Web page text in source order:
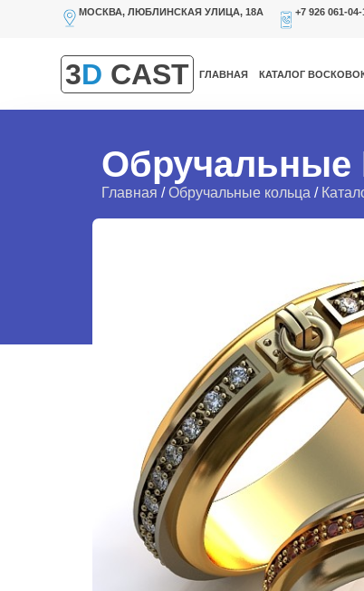
МОСКВА, ЛЮБЛИНСКАЯ УЛИЦА, 18А +7 926 061-04-
3D CAST ГЛАВНАЯ КАТАЛОГ
Обручальные
Главная /Обручальные кольца /